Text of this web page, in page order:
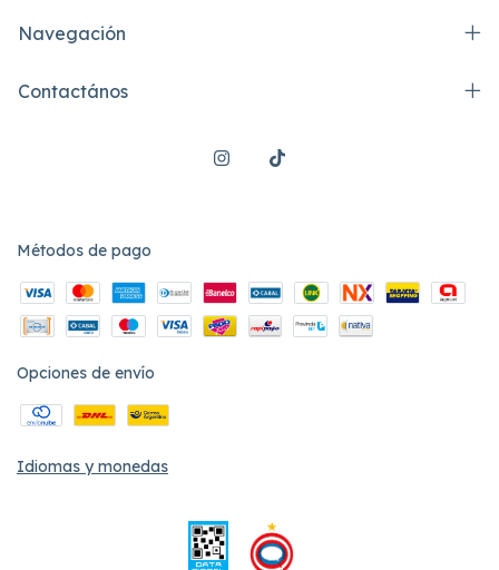
Navegación
Contactános
Métodos de pago
Opciones de envío
Idiomas y monedas